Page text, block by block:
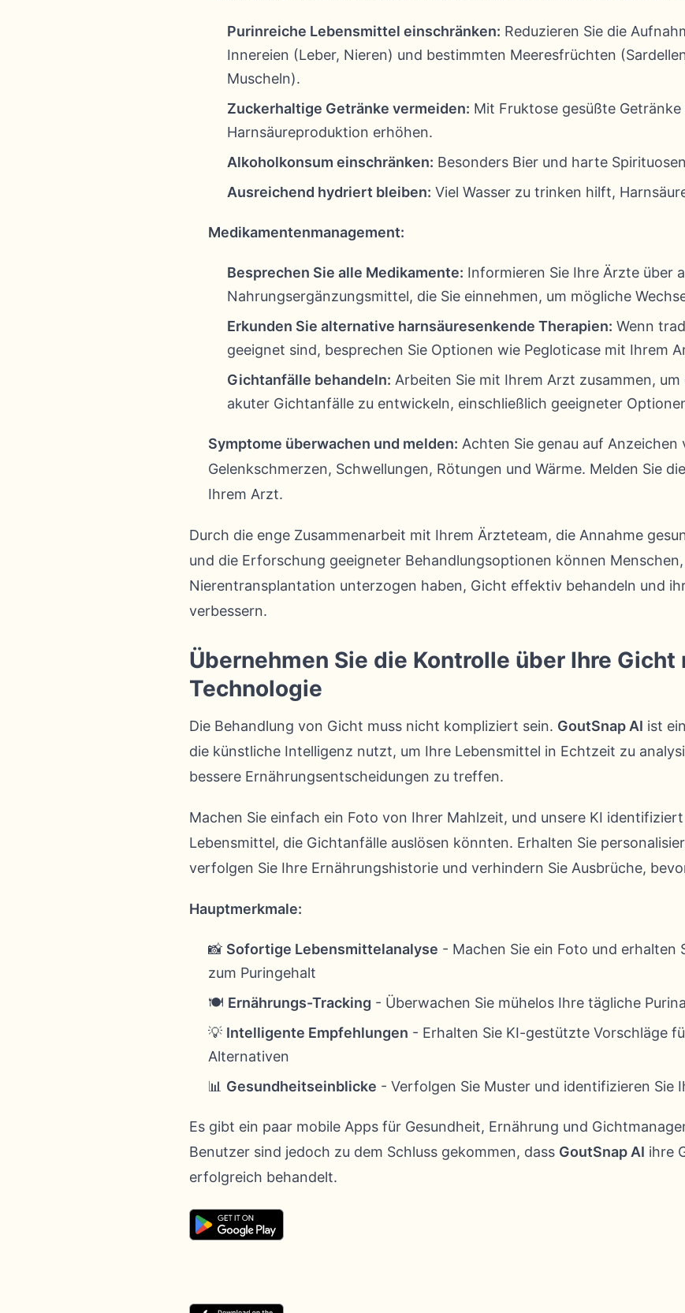
Purinreiche Lebensmittel einschränken: Reduzieren Sie die
Innereien (Leber, Nieren) und bestimmten Meeresfrüchten
Muscheln).
Zuckerhaltige Getränke vermeiden: Mit Fruktose gesüßte
Harnsäureproduktion erhöhen.
Alkoholkonsum einschränken: Besonders Bier und harte
Ausreichend hydriert bleiben: Viel Wasser zu trinken hilft,
Medikamentenmanagement:
Besprechen Sie alle Medikamente: Informieren Sie Ihre Ärzte über
Nahrungsergänzungsmittel, die Sie einnehmen, um mögliche
Erkunden Sie alternative harnsäuresenkende Therapien: Wenn
geeignet sind, besprechen Sie Optionen wie Pegloticase mit Ihrem
Gichtanfälle behandeln: Arbeiten Sie mit Ihrem Arzt zusammen,
akuter Gichtanfälle zu entwickeln, einschließlich geeigneter
Symptome überwachen und melden: Achten Sie genau auf
Gelenkschmerzen, Schwellungen, Rötungen und Wärme. Melden Sie
Ihrem Arzt.
Durch die enge Zusammenarbeit mit Ihrem Ärzteteam, die Annahme
und die Erforschung geeigneter Behandlungsoptionen können
Nierentransplantation unterzogen haben, Gicht effektiv behandeln und
verbessern.
Übernehmen Sie die Kontrolle über Ihre Gicht
Technologie
Die Behandlung von Gicht muss nicht kompliziert sein. GoutSnap AI ist
die künstliche Intelligenz nutzt, um Ihre Lebensmittel in Echtzeit zu
bessere Ernährungsentscheidungen zu treffen.
Machen Sie einfach ein Foto von Ihrer Mahlzeit, und unsere KI
Lebensmittel, die Gichtanfälle auslösen könnten. Erhalten Sie
verfolgen Sie Ihre Ernährungshistorie und verhindern Sie Ausbrüche,
Hauptmerkmale:
📸 Sofortige Lebensmittelanalyse - Machen Sie ein Foto und
zum Puringehalt
🍽️ Ernährungs-Tracking - Überwachen Sie mühelos Ihre tägliche
💡 Intelligente Empfehlungen - Erhalten Sie KI-gestützte Vorschläge
Alternativen
📊 Gesundheitseinblicke - Verfolgen Sie Muster und identifizieren Sie
Es gibt ein paar mobile Apps für Gesundheit, Ernährung und
Benutzer sind jedoch zu dem Schluss gekommen, dass GoutSnap AI ihre
erfolgreich behandelt.